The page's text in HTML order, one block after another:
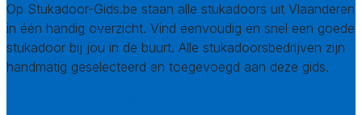
Op Stukadoor-Gids.be staan alle stukadoors uit Vlaanderen
in één handig overzicht. Vind eenvoudig en snel een goede
stukadoor bij jou in de buurt. Alle stukadoorsbedrijven zijn
handmatig geselecteerd en toegevoegd aan deze gids.